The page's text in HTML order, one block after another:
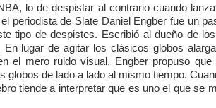
lo de despistar al contrario cuando
periodista de Slate Daniel Engber fue un
tipo de despistes. Escribió al dueño de
lugar de agitar los clásicos globos
el mero ruido visual, Engber propuso que
globos de lado a lado al mismo tiempo.
tiende a interpretar que es uno el que se